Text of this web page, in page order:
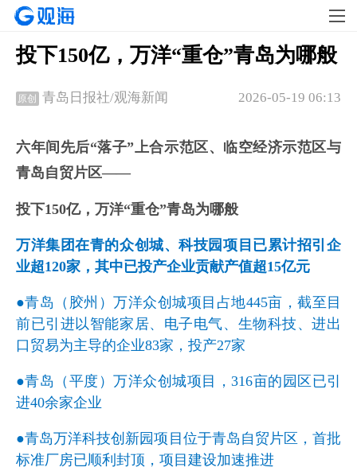
投下150亿，万洋“重仓”青岛为哪般
原创 2026-05-19 06:13
青岛日报社/观海新闻
六年间先后“落子”上合示范区、临空经济示范区与
青岛自贸片区——
投下150亿，万洋“重仓”青岛为哪般
万洋集团在青的众创城、科技园项目已累计招引企
业超120家，其中已投产企业贡献产值超15亿元
●青岛（胶州）万洋众创城项目占地445亩，截至目
前已引进以智能家居、电子电气、生物科技、进出
口贸易为主导的企业83家，投产27家
●青岛（平度）万洋众创城项目，316亩的园区已引
进40余家企业
●青岛万洋科技创新园项目位于青岛自贸片区，首批
标准厂房已顺利封顶，项目建设加速推进